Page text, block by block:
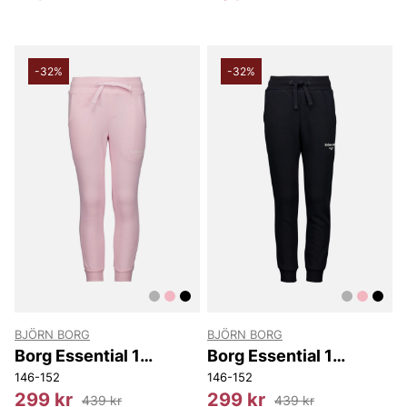
-32%
BJÖRN BORG
Borg Essential 1
Tapered Sweatpants
146-152
299 kr 439 kr
-32%
BJÖRN BORG
Borg Essential 1
Tapered Sweatpants
146-152
299 kr 439 kr